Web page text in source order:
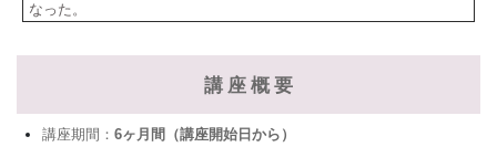
なった。
講 座 概 要
講座期間：6ヶ月間（講座開始日から）